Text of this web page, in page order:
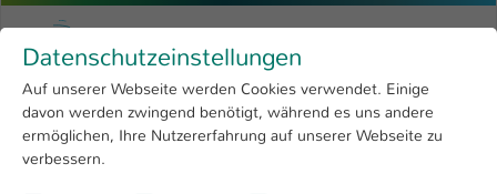
Menu
Research 4
Open submenu
University
Skip to main content
University of Applied Sciences
You are here:
Lehre goes digital
Datenschutzeinstellungen
Auf unserer Webseite werden Cookies verwendet. Einige
davon werden zwingend benötigt, während es uns andere
ermöglichen, Ihre Nutzererfahrung auf unserer Webseite zu
verbessern.